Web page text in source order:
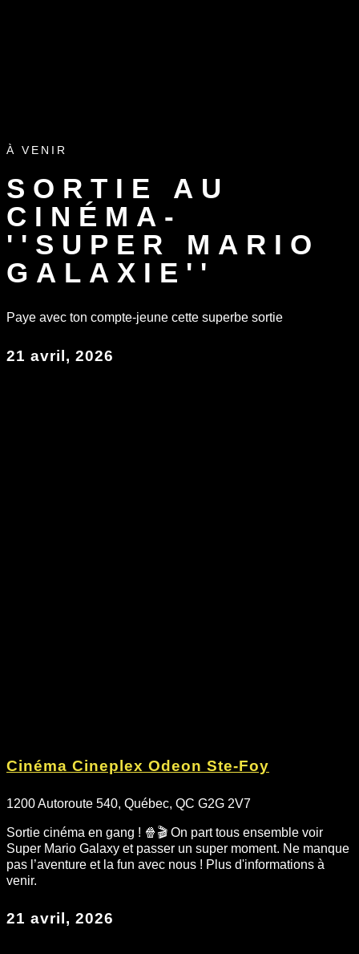
À VENIR
SORTIE AU
CINÉMA-
''SUPER MARIO
GALAXIE''
Paye avec ton compte-jeune cette superbe sortie
21 avril, 2026
Cinéma Cineplex Odeon Ste-Foy
1200 Autoroute 540, Québec, QC G2G 2V7
Sortie cinéma en gang ! 🍿🎬 On part tous ensemble voir
Super Mario Galaxy et passer un super moment. Ne manque
pas l’aventure et la fun avec nous ! Plus d'informations à
venir.
21 avril, 2026